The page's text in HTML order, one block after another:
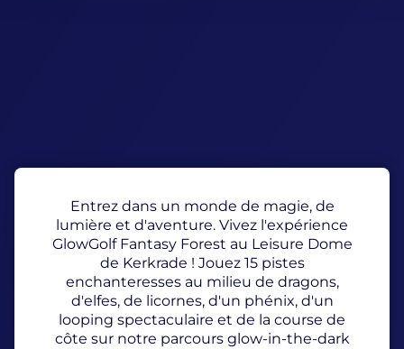
Entrez dans un monde de magie, de
lumière et d'aventure. Vivez l'expérience
GlowGolf Fantasy Forest au Leisure Dome
de Kerkrade ! Jouez 15 pistes
enchanteresses au milieu de dragons,
d'elfes, de licornes, d'un phénix, d'un
looping spectaculaire et de la course de
côte sur notre parcours glow-in-the-dark